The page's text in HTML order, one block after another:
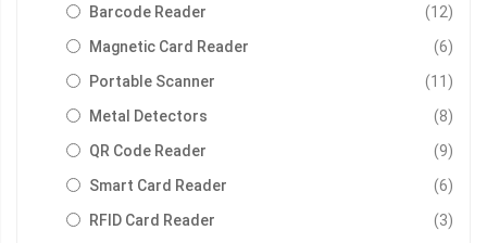
Barcode Reader
12รายก
Magnetic Card Reader 6รายก
Portable Scanner 11 รายก
Metal Detectors 8รายก
QR Code Reader 9รายก
Smart Card Reader 6รายก
RFID Card Reader 3รายก